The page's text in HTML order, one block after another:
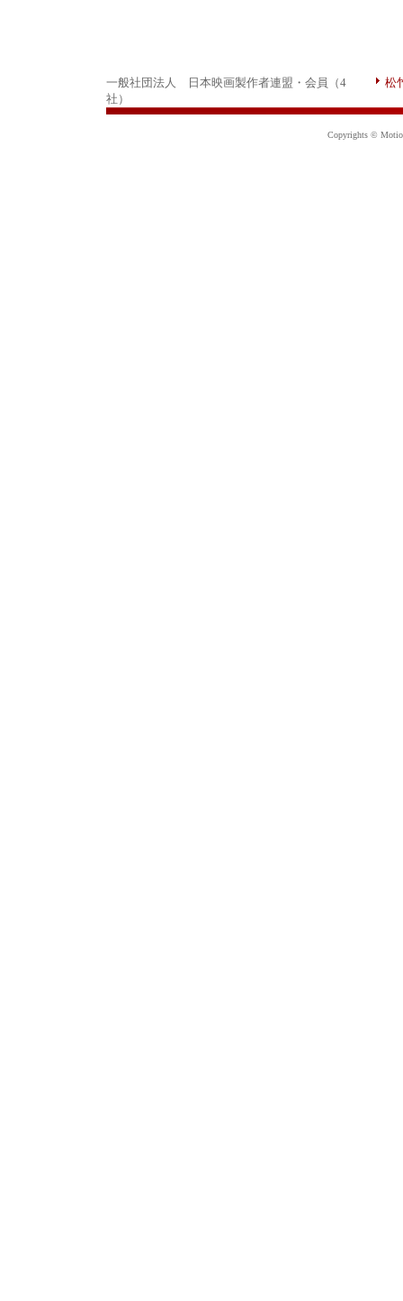
一般社団法人 日本映画製作者連盟・会員（4
社）
松
Copyrights ©